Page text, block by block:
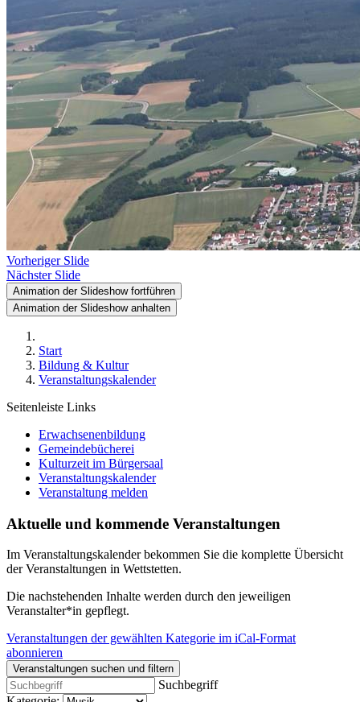
Vorheriger Slide
Nächster Slide
Animation der Slideshow fortführen
Animation der Slideshow anhalten
Start
Bildung & Kultur
Veranstaltungskalender
Seitenleiste Links
Erwachsenenbildung
Gemeindebücherei
Kulturzeit im Bürgersaal
Veranstaltungskalender
Veranstaltung melden
Aktuelle und kommende Veranstaltungen
Im Veranstaltungskalender bekommen Sie die komplette Übersicht
der Veranstaltungen in Wettstetten.
Die nachstehenden Inhalte werden durch den jeweiligen
Veranstalter*in gepflegt.
Veranstaltungen der gewählten Kategorie im iCal-Format
abonnieren
Veranstaltungen suchen und filtern
Suchbegriff